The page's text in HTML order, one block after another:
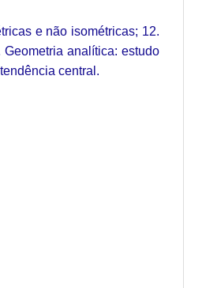
e não isométricas; 12.
analítica: estudo
central.